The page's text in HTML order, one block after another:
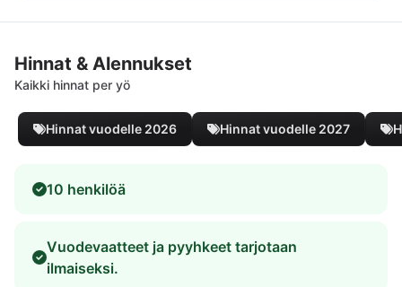
Hinnat & Alennukset
Kaikki hinnat per yö
Hinnat vuodelle 2026 Hinnat vuodelle 2027
10 henkilöä
Vuodevaatteet ja pyyhkeet tarjotaan
ilmaiseksi.